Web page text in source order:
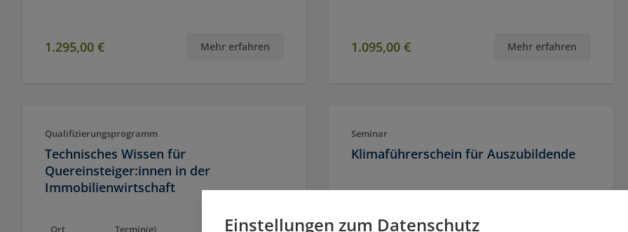
1.295,00 € Mehr erfahren 1.095,00 € Mehr erfahren
Qualifizierungsprogramm
Technisches Wissen für
Quereinsteiger:innen in der
Immobilienwirtschaft
Ort
Termin(e)
Seminar
Klimaführerschein für Auszubildende
Bochum
27.08.2026
Einstellungen zum Datenschutz